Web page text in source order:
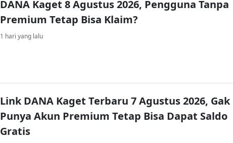
DANA Kaget 8 Agustus 2026, Pengguna Tanpa
Premium Tetap Bisa Klaim?
1 hari yang lalu
Link DANA Kaget Terbaru 7 Agustus 2026, Gak
Punya Akun Premium Tetap Bisa Dapat Saldo
Gratis